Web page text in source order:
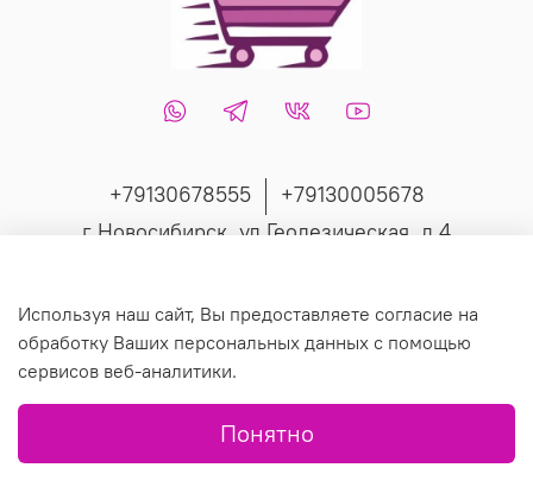
+79130678555
+79130005678
г Новосибирск, ул Геодезическая, д 4
© 2019 Любое использование контента без письменного
разрешения запрещено.
Используя наш сайт, Вы предоставляете согласие на
обработку Ваших персональных данных с помощью
сервисов веб-аналитики.
Понятно